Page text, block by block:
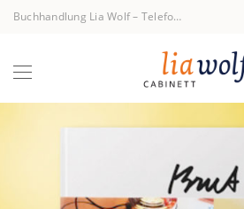
Buchhandlung Lia Wolf– Telefon +43 1 512 40 94